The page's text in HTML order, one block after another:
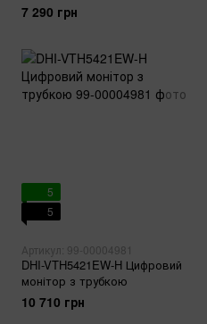
7 290 грн
5
5
Артикул: 99-00004981
DHI-VTH5421EW-H Цифровий
монітор з трубкою
10 710 грн